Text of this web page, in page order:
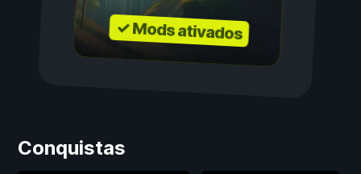
✓ Mods ativados
Conquistas